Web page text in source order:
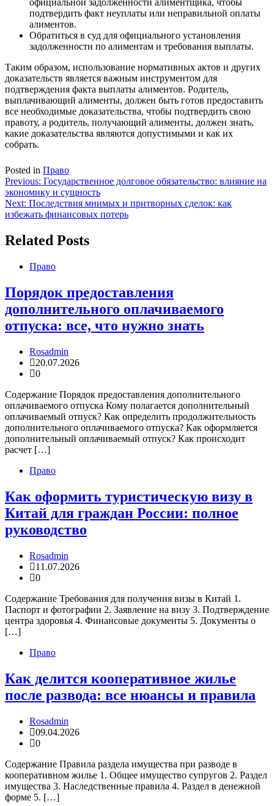
официальной задолженности алиментщика, чтобы
подтвердить факт неуплаты или неправильной оплаты
алиментов.
Обратиться в суд для официального установления
задолженности по алиментам и требования выплаты.
Таким образом, использование нормативных актов и других
доказательств является важным инструментом для
подтверждения факта выплаты алиментов. Родитель,
выплачивающий алименты, должен быть готов предоставить
все необходимые доказательства, чтобы подтвердить свою
правоту, а родитель, получающий алименты, должен знать,
какие доказательства являются допустимыми и как их
собрать.
Posted in Право
Навигация
по
записям
Previous: Государственное долговое обязательство: влияние на
экономику и сущность
Next: Последствия мнимых и притворных сделок: как
избежать финансовых потерь
Related Posts
Право
Порядок предоставления
дополнительного оплачиваемого
отпуска: все, что нужно знать
Rosadmin
20.07.2026
0
Содержание Порядок предоставления дополнительного
оплачиваемого отпуска Кому полагается дополнительный
оплачиваемый отпуск? Как определить продолжительность
дополнительного оплачиваемого отпуска? Как оформляется
дополнительный оплачиваемый отпуск? Как происходит
расчет […]
Право
Как оформить туристическую визу в
Китай для граждан России: полное
руководство
Rosadmin
11.07.2026
0
Содержание Требования для получения визы в Китай 1.
Паспорт и фотографии 2. Заявление на визу 3. Подтверждение
центра здоровья 4. Финансовые документы 5. Документы о
[…]
Право
Как делится кооперативное жилье
после развода: все нюансы и правила
Rosadmin
09.04.2026
0
Содержание Правила раздела имущества при разводе в
кооперативном жилье 1. Общее имущество супругов 2. Раздел
имущества 3. Наследственные правила 4. Раздел в денежной
форме 5. […]